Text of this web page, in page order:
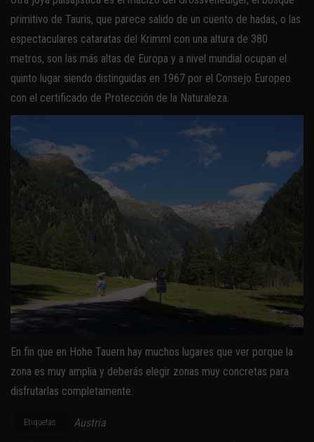
primitivo de Tauris, que parece salido de un cuento de hadas, o las
espectaculares cataratas del Krimml con una altura de 380
metros, son las más altas de Europa y a nivel mundial ocupan el
quinto lugar siendo distinguidas en 1967 por el Consejo Europeo
con el certificado de Protección de la Naturaleza.
En fin que en Hohe Tauern hay muchos lugares que ver porque la
zona es muy amplia y deberás elegir zonas muy concretas para
disfrutarlas completamente.
Etiquetas Austria